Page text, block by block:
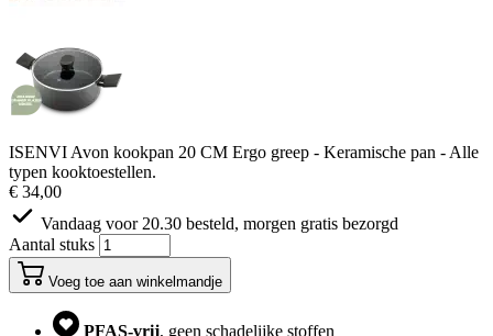
ISENVI Avon kookpan 20 CM Ergo greep - Keramische pan - Alle
typen kooktoestellen.
€ 34,00
Vandaag voor 20.30 besteld, morgen gratis bezorgd
Aantal stuks
Voeg toe aan winkelmandje
PFAS-vrij, geen schadelijke stoffen